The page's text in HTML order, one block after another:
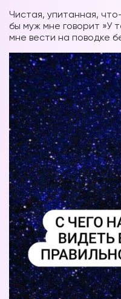
Чистая, упитанная,
бы муж мне говорит »У
мне вести на поводке